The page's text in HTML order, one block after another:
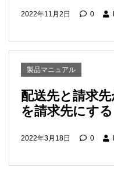
2022年11月2日 0
製品マニュアル
配送先と請求
を請求先にする
2022年3月18日 0